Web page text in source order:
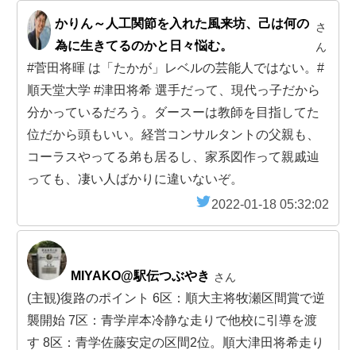
かりん～人工関節を入れた風来坊、己は何の
為に生きてるのかと日々悩む。
さ
ん
#菅田将暉 は「たかが」レベルの芸能人ではない。#
順天堂大学 #津田将希 選手だって、現代っ子だから
分かっているだろう。ダースーは教師を目指してた
位だから頭もいい。経営コンサルタントの父親も、
コーラスやってる弟も居るし、家系図作って親戚辿
っても、凄い人ばかりに違いないぞ。
2022-01-18 05:32:02
MIYAKO@駅伝つぶやき さん
(主観)復路のポイント 6区：順大主将牧瀬区間賞で逆
襲開始 7区：青学岸本冷静な走りで他校に引導を渡
す 8区：青学佐藤安定の区間2位。順大津田将希走り